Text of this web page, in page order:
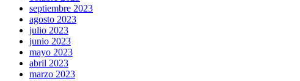
septiembre 2023
agosto 2023
julio 2023
junio 2023
mayo 2023
abril 2023
marzo 2023